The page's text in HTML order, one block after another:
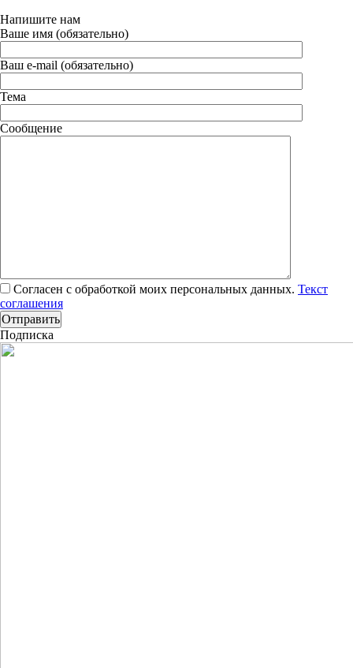
Напишите нам
Ваше имя (обязательно)
Ваш e-mail (обязательно)
Тема
Сообщение
Согласен с обработкой моих персональных данных. Текст
соглашения
Подписка